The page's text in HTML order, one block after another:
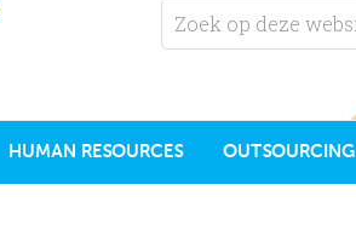
HUMAN RESOURCES OUTSOURCING